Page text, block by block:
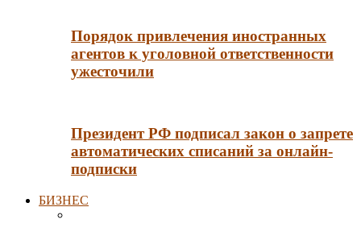
Порядок привлечения иностранных
агентов к уголовной ответственности
ужесточили
Президент РФ подписал закон о запрете
автоматических списаний за онлайн-
подписки
БИЗНЕС